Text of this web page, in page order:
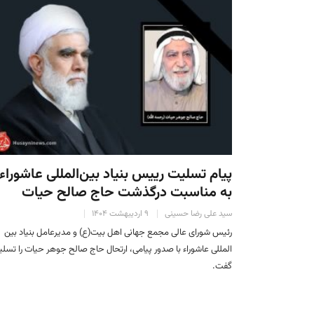
پیام تسلیت رییس بنیاد بین‌المللی عاشوراء
به مناسبت درگذشت حاج صالح حیات
سید علی رضا حسینی ۹ اردیبهشت ۱۴۰۴
رئیس شورای عالی مجمع جهانی اهل بیت(ع) و مدیرعامل بنیاد بین
المللی عاشوراء با صدور پیامی، ارتحال حاج صالح جوهر حیات را
گفت.